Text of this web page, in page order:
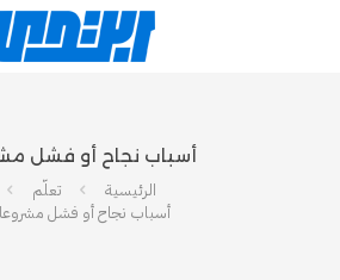
أسباب نجاح أو فشل
الرئيسية
تعلّم
أسباب نجاح أو فشل